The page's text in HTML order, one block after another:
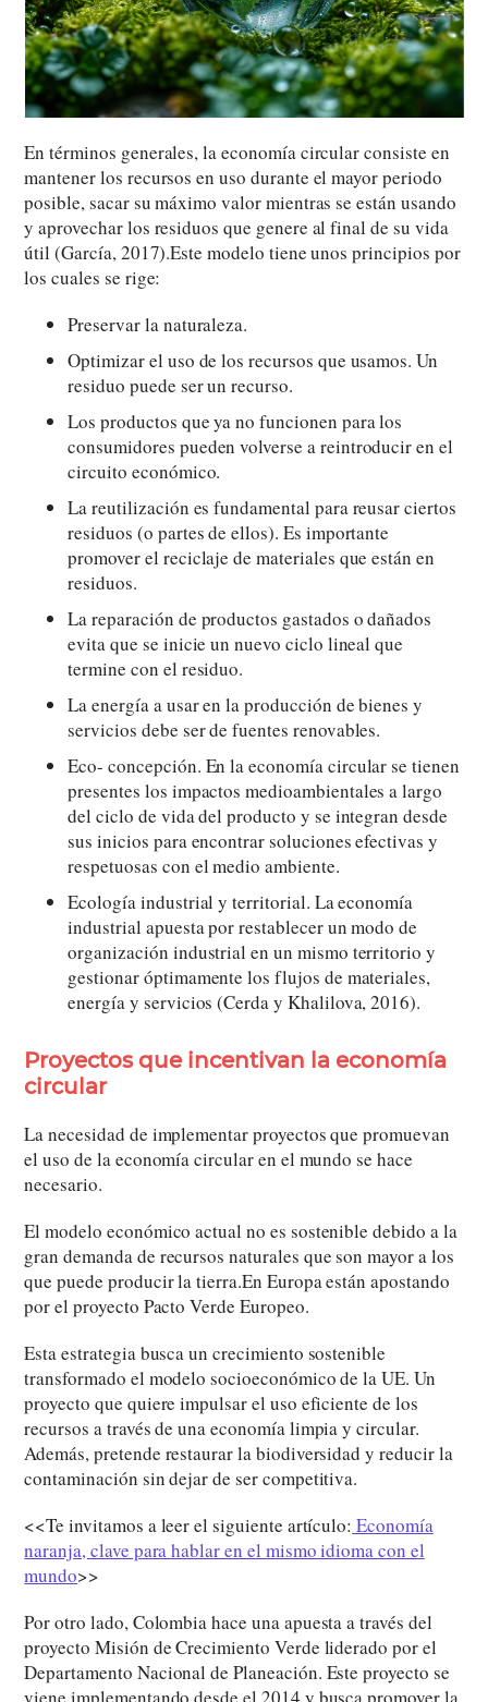
En términos generales, la economía circular consiste en
mantener los recursos en uso durante el mayor periodo
posible, sacar su máximo valor mientras se están usando
y aprovechar los residuos que genere al final de su vida
útil (García, 2017).Este modelo tiene unos principios por
los cuales se rige:
Preservar la naturaleza.
Optimizar el uso de los recursos que usamos. Un
residuo puede ser un recurso.
Los productos que ya no funcionen para los
consumidores pueden volverse a reintroducir en el
circuito económico.
La reutilización es fundamental para reusar ciertos
residuos (o partes de ellos). Es importante
promover el reciclaje de materiales que están en
residuos.
La reparación de productos gastados o dañados
evita que se inicie un nuevo ciclo lineal que
termine con el residuo.
La energía a usar en la producción de bienes y
servicios debe ser de fuentes renovables.
Eco- concepción. En la economía circular se tienen
presentes los impactos medioambientales a largo
del ciclo de vida del producto y se integran desde
sus inicios para encontrar soluciones efectivas y
respetuosas con el medio ambiente.
Ecología industrial y territorial. La economía
industrial apuesta por restablecer un modo de
organización industrial en un mismo territorio y
gestionar óptimamente los flujos de materiales,
energía y servicios (Cerda y Khalilova, 2016).
Proyectos que incentivan la economía
circular
La necesidad de implementar proyectos que promuevan
el uso de la economía circular en el mundo se hace
necesario.
El modelo económico actual no es sostenible debido a la
gran demanda de recursos naturales que son mayor a los
que puede producir la tierra.En Europa están apostando
por el proyecto Pacto Verde Europeo.
Esta estrategia busca un crecimiento sostenible
transformado el modelo socioeconómico de la UE. Un
proyecto que quiere impulsar el uso eficiente de los
recursos a través de una economía limpia y circular.
Además, pretende restaurar la biodiversidad y reducir la
contaminación sin dejar de ser competitiva.
<<Te invitamos a leer el siguiente artículo: Economía
naranja, clave para hablar en el mismo idioma con el
mundo>>
Por otro lado, Colombia hace una apuesta a través del
proyecto Misión de Crecimiento Verde liderado por el
Departamento Nacional de Planeación. Este proyecto se